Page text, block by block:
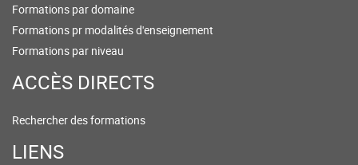
Formations par domaine
Formations pr modalités d'enseignement
Formations par niveau
ACCÈS DIRECTS
Rechercher des formations
LIENS